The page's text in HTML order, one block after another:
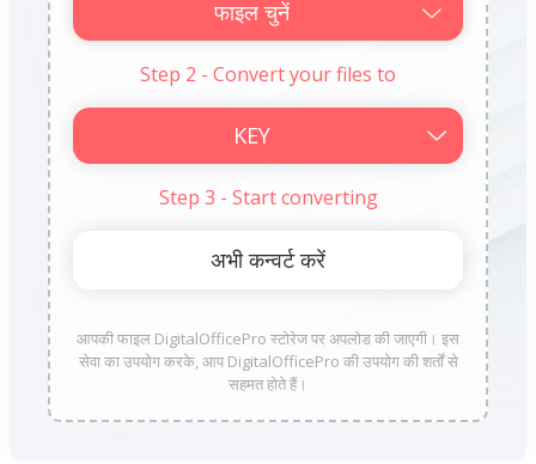
फाइल चुनें
Step 2 - Convert your files to
Step 3 - Start converting
आपकी फाइल DigitalOfficePro स्टोरेज पर अपलोड की जाएगी। इस
सेवा का उपयोग करके, आप DigitalOfficePro की उपयोग की शर्तों से
सहमत होते हैं।